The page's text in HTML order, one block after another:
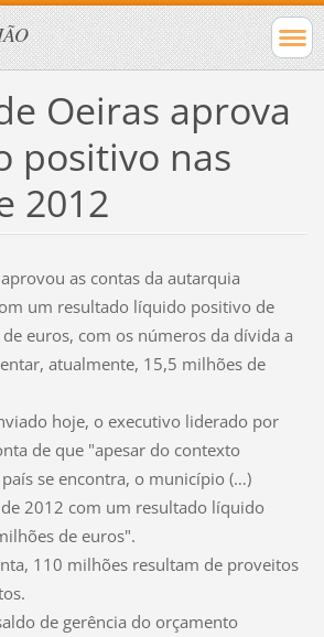
Oeiras aprova
positivo nas
2012
as contas da autarquia
um resultado líquido positivo de
euros, com os números da dívida a
atualmente, 15,5 milhões de
hoje, o executivo liderado por
de que "apesar do contexto
se encontra, o município (…)
2012 com um resultado líquido
de euros".
110 milhões resultam de proveitos
de gerência do orçamento